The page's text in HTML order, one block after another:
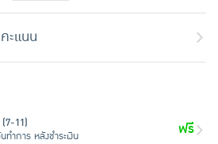
ะแนน
(7-11)
ำการ หลังชำระเงิน
ฟรี